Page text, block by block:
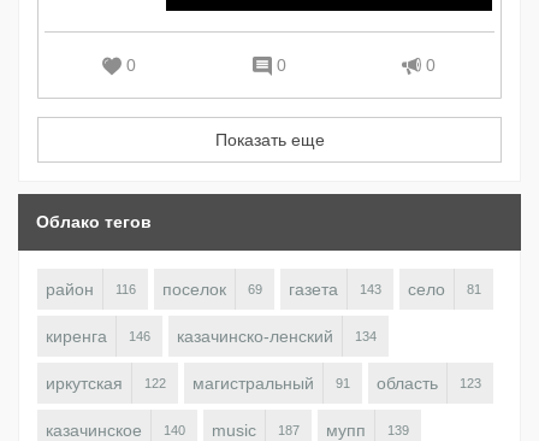
0 0 0
Показать еще
Облако тегов
район 116 поселок 69 газета 143 село 81
киренга 146 казачинско-ленский 134
иркутская 122 магистральный 91 область 123
казачинское 140 music 187 мупп 139